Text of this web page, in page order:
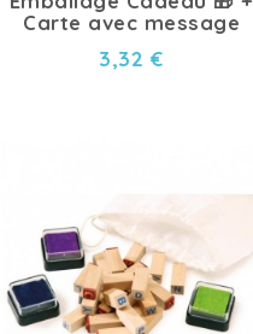
Carte avec message
3,32 €